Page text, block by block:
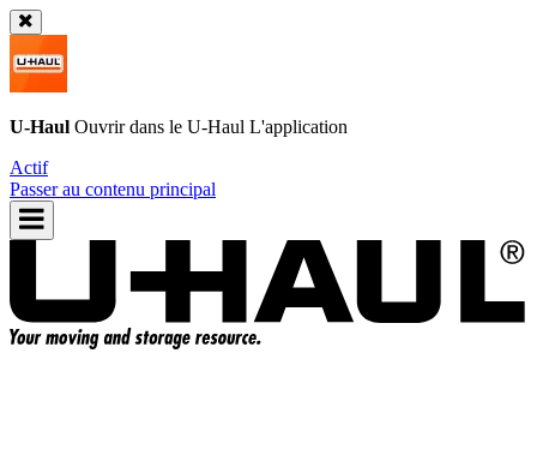
U-Haul Ouvrir dans le U-Haul L'application
Actif
Passer au contenu principal